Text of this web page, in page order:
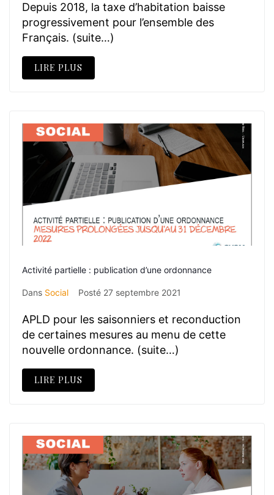
Depuis 2018, la taxe d’habitation baisse
progressivement pour l’ensemble des
Français. (suite…)
LIRE PLUS
Activité partielle : publication d’une ordonnance
Dans Social Posté 27 septembre 2021
APLD pour les saisonniers et reconduction
de certaines mesures au menu de cette
nouvelle ordonnance. (suite…)
LIRE PLUS